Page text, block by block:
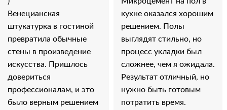
Венецианская
штукатурка в гостиной
превратила обычные
стены в произведение
искусства. Пришлось
довериться
профессионалам, и это
было верным решением
кухне оказался хорошим
решением. Полы
выглядят стильно, но
процесс укладки был
сложнее, чем я ожидала.
Результат отличный, но
нужно быть готовым
потратить время.